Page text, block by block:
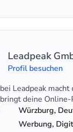
Leadpeak
Profil besuchen
Leadpeak
deine
Würzburg,